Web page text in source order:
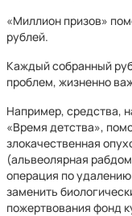
«Миллион призов»
рублей.
Каждый собранный
проблем, жизненно
Например, средства,
«Время детства»,
зло­качественная
(альвеолярная
операция по
заменить
пожертвования фонд